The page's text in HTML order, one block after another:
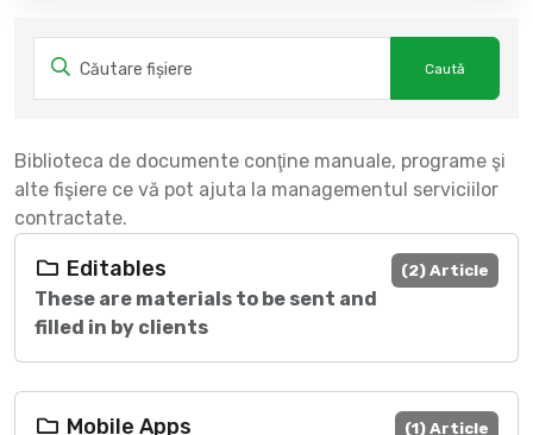
Biblioteca de documente conţine manuale, programe şi
alte fişiere ce vă pot ajuta la managementul serviciilor
contractate.
(2) Article
Editables
These are materials to be sent and
filled in by clients
(1) Article
Mobile Apps